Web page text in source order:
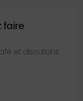
faire
et discutons